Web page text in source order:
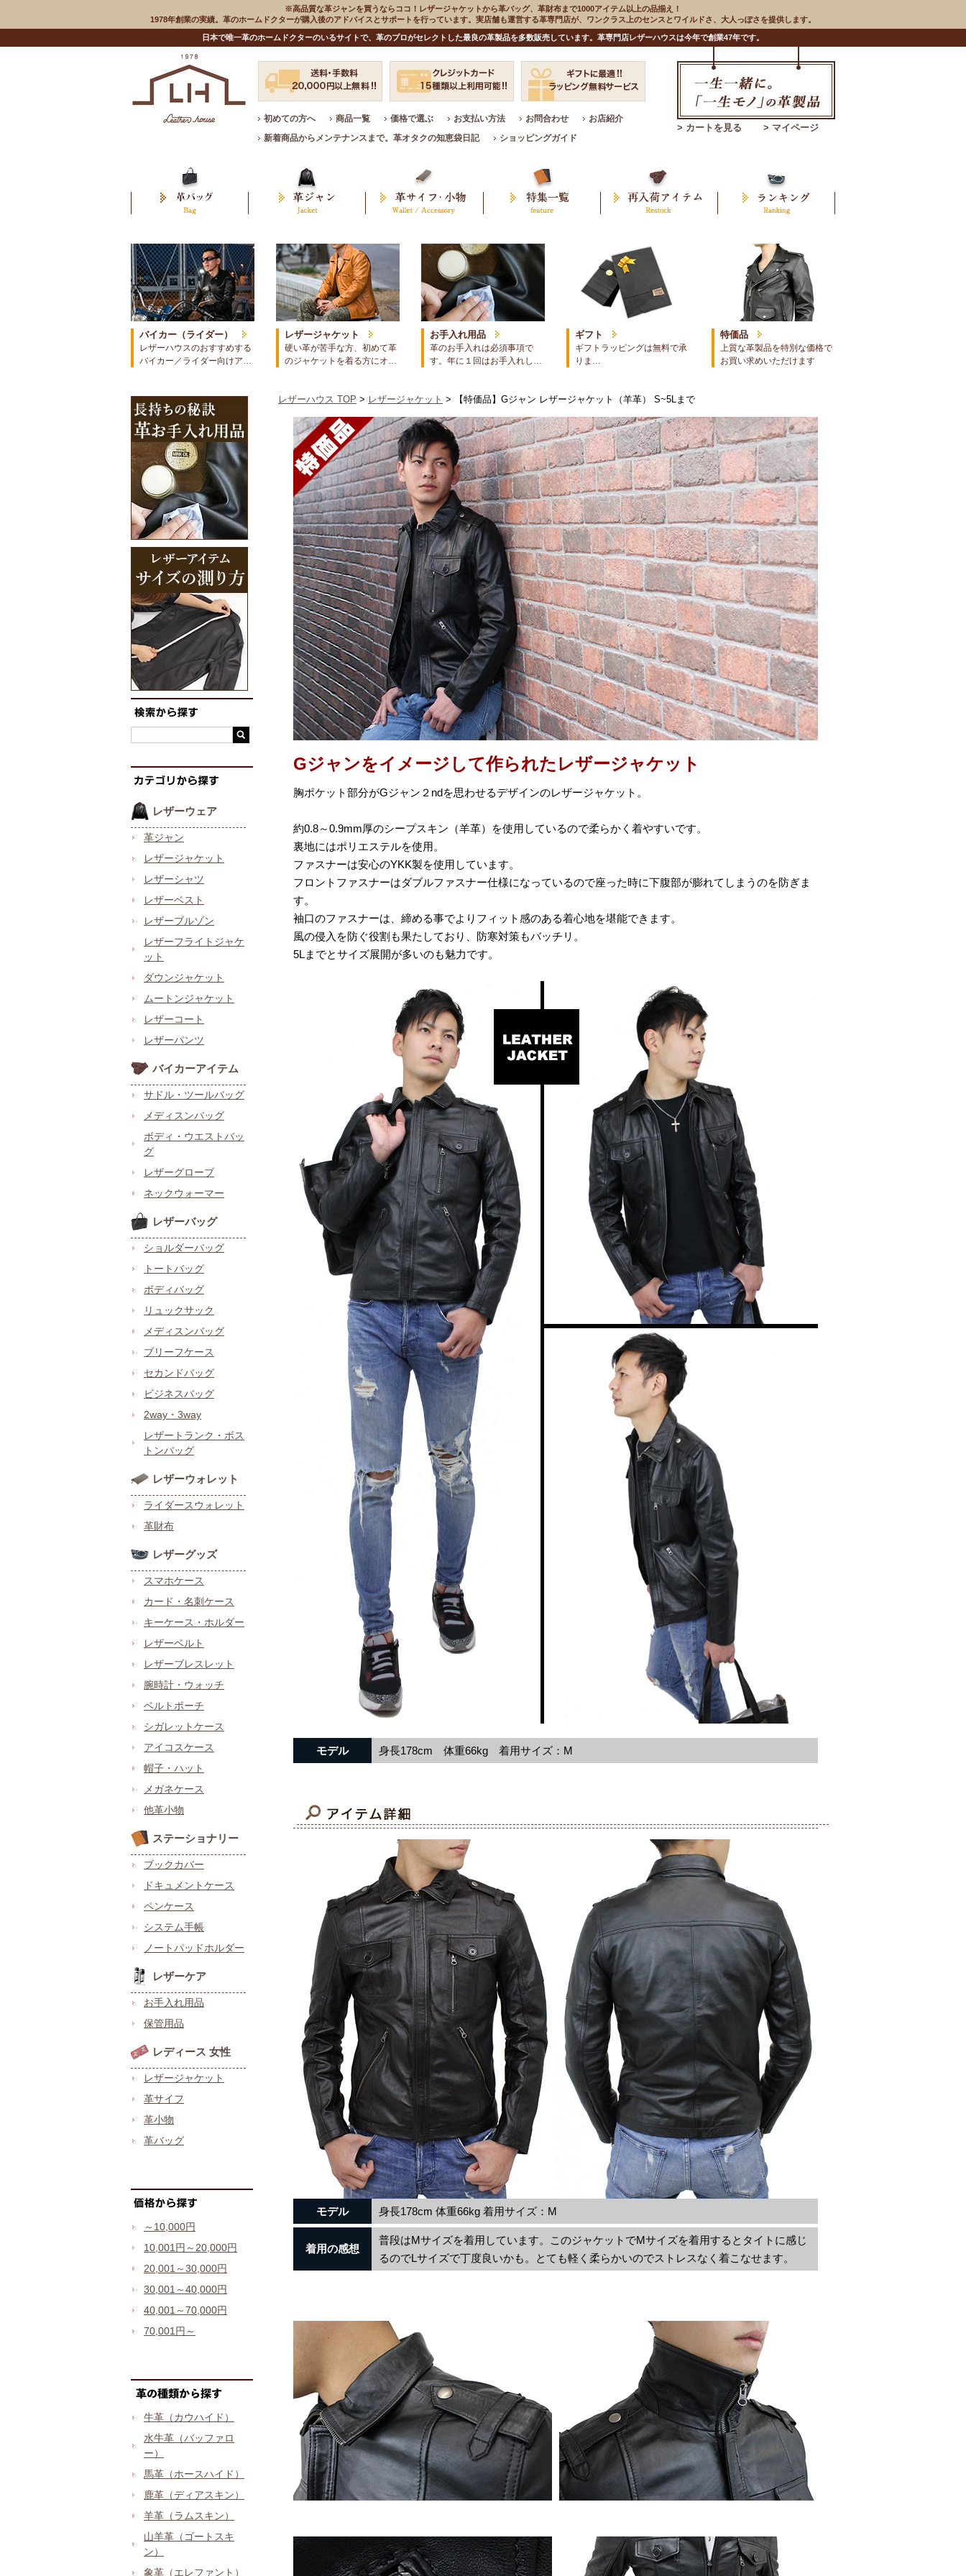
※高品質な革ジャンを買うならココ！レザージャケットから革バッグ、革財布まで1000アイテム以上の品揃え！
1978年創業の実績。革のホームドクターが購入後のアドバイスとサポートを行っています。実店舗も運営する革専門店が、ワンクラス上のセンスとワイルドさ、大人っぽさを提供します。
日本で唯一革のホームドクターのいるサイトで、革のプロがセレクトした最良の革製品を多数販売しています。革専門店レザーハウスは今年で創業47年です。
初めての方へ 商品一覧 価格で選ぶ お支払い方法 お問合わせ
お店紹介
新着商品からメンテナンスまで。革オタクの知恵袋日記
ショッピングガイド
> カートを見る > マイページ
バイカー（ライダー）
レザーハウスのおすすめする
バイカー／ライダー向けア…
レザージャケット
硬い革が苦手な方、初めて革
のジャケットを着る方にオ…
お手入れ用品
革のお手入れは必須事項で
す。年に１回はお手入れし…
ギフト
ギフトラッピングは無料で承
りま…
特価品
上質な革製品を特別な価格で
お買い求めいただけます
レザーウェア
革ジャン
レザージャケット
レザーシャツ
レザーベスト
レザーブルゾン
レザーフライトジャケ
ット
ダウンジャケット
ムートンジャケット
レザーコート
レザーパンツ
バイカーアイテム
サドル・ツールバッグ
メディスンバッグ
ボディ・ウエストバッ
グ
レザーグローブ
ネックウォーマー
レザーバッグ
ショルダーバッグ
トートバッグ
ボディバッグ
リュックサック
メディスンバッグ
ブリーフケース
セカンドバッグ
ビジネスバッグ
2way・3way
レザートランク・ボス
トンバッグ
レザーウォレット
ライダースウォレット
革財布
レザーグッズ
スマホケース
カード・名刺ケース
キーケース・ホルダー
レザーベルト
レザーブレスレット
腕時計・ウォッチ
ベルトポーチ
シガレットケース
アイコスケース
帽子・ハット
メガネケース
他革小物
ステーショナリー
ブックカバー
ドキュメントケース
ペンケース
システム手帳
ノートパッドホルダー
レザーケア
お手入れ用品
保管用品
レディース 女性
レザージャケット
革サイフ
革小物
革バッグ
～10,000円
10,001円～20,000円
20,001～30,000円
30,001～40,000円
40,001～70,000円
70,001円～
牛革（カウハイド）
水牛革（バッファロ
ー）
馬革（ホースハイド）
鹿革（ディアスキン）
羊革（ラムスキン）
山羊革（ゴートスキ
ン）
象革（エレファント）
レザーハウス TOP > レザージャケット > 【特価品】Gジャン レザージャケット（羊革） S~5Lまで
Gジャンをイメージして作られたレザージャケット
胸ポケット部分がGジャン２ndを思わせるデザインのレザージャケット。
約0.8～0.9mm厚のシープスキン（羊革）を使用しているので柔らかく着やすいです。
裏地にはポリエステルを使用。
ファスナーは安心のYKK製を使用しています。
フロントファスナーはダブルファスナー仕様になっているので座った時に下腹部が膨れてしまうのを防ぎま
す。
袖口のファスナーは、締める事でよりフィット感のある着心地を堪能できます。
風の侵入を防ぐ役割も果たしており、防寒対策もバッチリ。
5Lまでとサイズ展開が多いのも魅力です。
モデル 身長178cm 体重66kg 着用サイズ：M
モデル 身長178cm 体重66kg 着用サイズ：M
着用の感想
普段はMサイズを着用しています。このジャケットでMサイズを着用するとタイトに感じ
るのでLサイズで丁度良いかも。とても軽く柔らかいのでストレスなく着こなせます。